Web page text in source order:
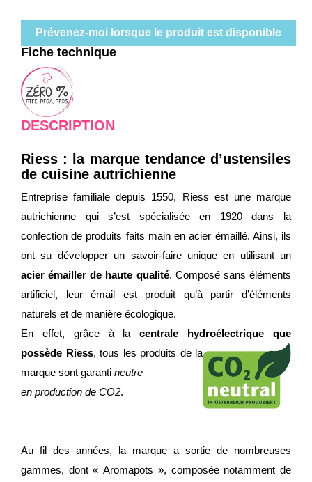
Prévenez-moi lorsque le produit est disponible
Fiche technique
DESCRIPTION
Riess : la marque tendance d’ustensiles
de cuisine autrichienne
Entreprise familiale depuis 1550, Riess est une marque
autrichienne qui s’est spécialisée en 1920 dans la
confection de produits faits main en acier émaillé. Ainsi, ils
ont su développer un savoir-faire unique en utilisant un
acier émailler de haute qualité. Composé sans éléments
artificiel, leur émail est produit qu’à partir d’éléments
naturels et de manière écologique.
En effet, grâce à lacentrale hydroélectrique que
possède Riess, tous les produits de la
marque sont garanti neutre
en production de CO2.
Au fil des années, la marque a sortie de nombreuses
gammes, dont « Aromapots », composée notamment de